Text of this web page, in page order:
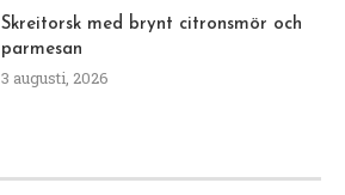
Skreitorsk med brynt citronsmör och
parmesan
3 augusti, 2026